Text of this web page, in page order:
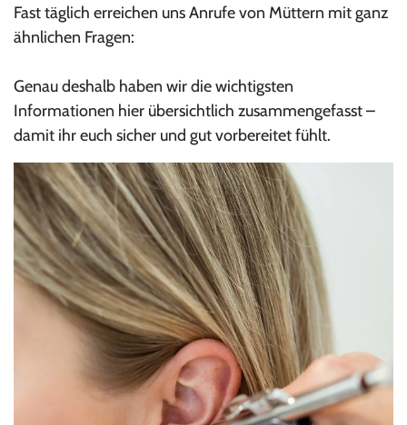
Fast täglich erreichen uns Anrufe von Müttern mit ganz
ähnlichen Fragen:
Genau deshalb haben wir die wichtigsten
Informationen hier übersichtlich zusammengefasst –
damit ihr euch sicher und gut vorbereitet fühlt.